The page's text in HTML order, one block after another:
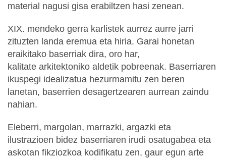
material nagusi gisa erabiltzen hasi zenean.
XIX. mendeko gerra karlistek aurrez aurre jarri
zituzten landa eremua eta hiria. Garai honetan
eraikitako baserriak dira, oro har,
kalitate arkitektoniko aldetik pobreenak. Baserriaren
ikuspegi idealizatua hezurmamitu zen beren
lanetan, baserrien desagertzearen aurrean zaindu
nahian.
Eleberri, margolan, marrazki, argazki eta
ilustrazioen bidez baserriaren irudi osatugabea eta
askotan fikziozkoa kodifikatu zen, gaur egun arte